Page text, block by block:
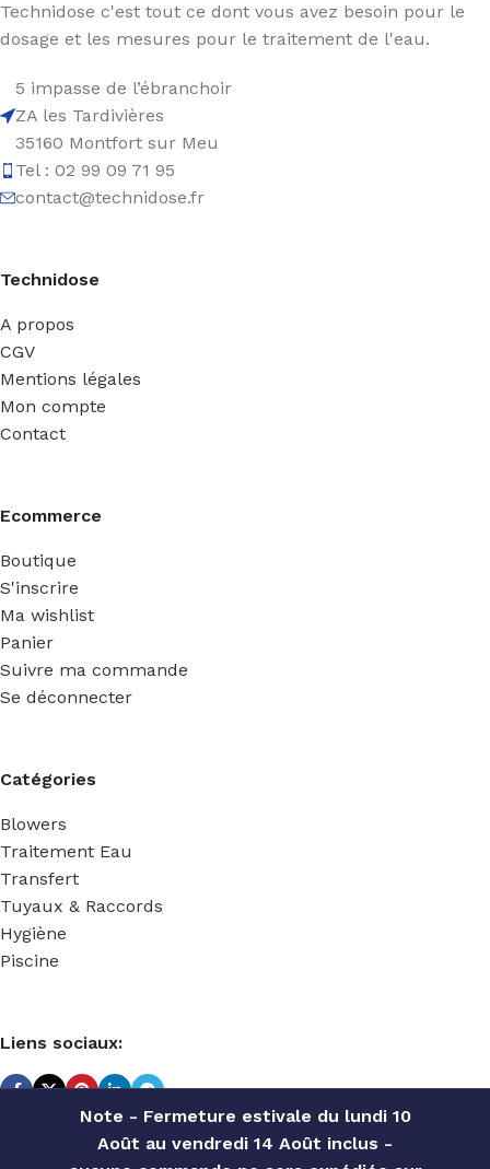
Note - Fermeture estivale du lundi 10
Août au vendredi 14 Août inclus -
Technidose c'est tout ce dont vous avez besoin pour le
dosage et les mesures pour le traitement de l'eau.
5 impasse de l’ébranchoir
ZA les Tardivières
35160 Montfort sur Meu
Tel : 02 99 09 71 95
contact@technidose.fr
Technidose
A propos
CGV
Mentions légales
Mon compte
Contact
Ecommerce
Boutique
S'inscrire
Ma wishlist
Panier
Suivre ma commande
Se déconnecter
Catégories
Blowers
Traitement Eau
Transfert
Tuyaux & Raccords
Hygiène
Piscine
Liens sociaux: